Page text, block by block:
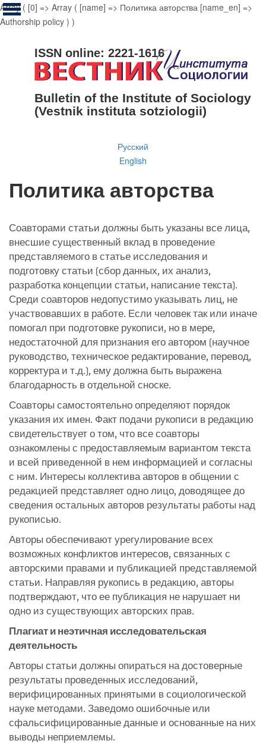
Array ( [0] => Array ( [name] => Политика авторства [name_en] =>
Authorship policy ) )
ISSN online: 2221-1616
Bulletin of the Institute of Sociology
(Vestnik instituta sotziologii)
Русский
English
Политика авторства
Соавторами статьи должны быть указаны все лица,
внесшие существенный вклад в проведение
представляемого в статье исследования и
подготовку статьи (сбор данных, их анализ,
разработка концепции статьи, написание текста).
Среди соавторов недопустимо указывать лиц, не
участвовавших в работе. Если человек так или иначе
помогал при подготовке рукописи, но в мере,
недостаточной для признания его автором (научное
руководство, техническое редактирование, перевод,
корректура и т.д.), ему должна быть выражена
благодарность в отдельной сноске.
Соавторы самостоятельно определяют порядок
указания их имен. Факт подачи рукописи в редакцию
свидетельствует о том, что все соавторы
ознакомлены с предоставляемым вариантом текста
и всей приведенной в нем информацией и согласны
с ним. Интересы коллектива авторов в общении с
редакцией представляет одно лицо, доводящее до
сведения остальных авторов результаты работы над
рукописью.
Авторы обеспечивают урегулирование всех
возможных конфликтов интересов, связанных с
авторскими правами и публикацией представляемой
статьи. Направляя рукопись в редакцию, авторы
подтверждают, что ее публикация не нарушает ни
одно из существующих авторских прав.
Плагиат и неэтичная исследовательская
деятельность
Авторы статьи должны опираться на достоверные
результаты проведенных исследований,
верифицированных принятыми в социологической
науке методами. Заведомо ошибочные или
сфальсифицированные данные и основанные на них
выводы неприемлемы.